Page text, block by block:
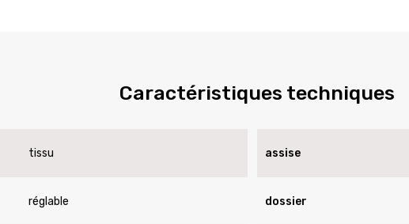
Caractéristiques techniques
tissu assise
réglable dossier